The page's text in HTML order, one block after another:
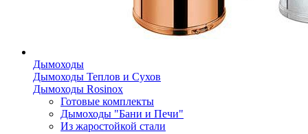
Дымоходы
Дымоходы Теплов и Сухов
Дымоходы Rosinox
Готовые комплекты
Дымоходы "Бани и Печи"
Из жаростойкой стали